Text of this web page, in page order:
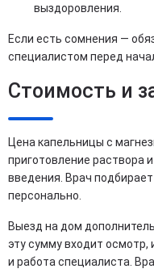
выздоровления.
Если есть сомнения —
специалистом перед
Стоимость и
Цена капельницы с
приготовление раствора
введения. Врач
персонально.
Выезд на дом
эту сумму входит
и работа специалиста.